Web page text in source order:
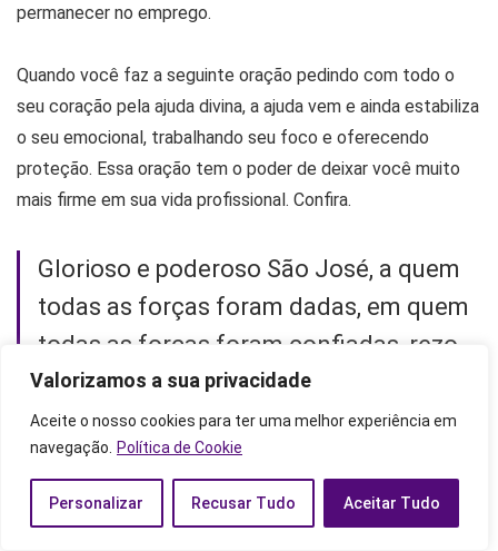
Valorizamos a sua privacidade
Aceite o nosso cookies para ter uma melhor experiência em
navegação.
Política de Cookie
Personalizar Recusar Tudo Aceitar Tudo
permanecer no emprego.
Quando você faz a seguinte oração pedindo com todo o
seu coração pela ajuda divina, a ajuda vem e ainda estabiliza
o seu emocional, trabalhando seu foco e oferecendo
proteção. Essa oração tem o poder de deixar você muito
mais firme em sua vida profissional. Confira.
Glorioso e poderoso São José, a quem
todas as forças foram dadas, em quem
todas as forças foram confiadas, rezo
hoje a Ti, Querido Santo, para Te pedir
ajuda, auxílio e proteção.
Toma sob a Tua proteção o meu posto
de trabalho na empresa (dizer nome da